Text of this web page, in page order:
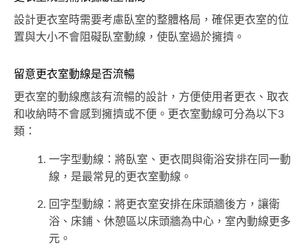
設計更衣室時需要考慮臥室的整體格局，確保更衣室的位
置與大小不會阻礙臥室動線，使臥室過於擁擠。
留意更衣室動線是否流暢
更衣室的動線應該有流暢的設計，方便使用者更衣、取衣
和收納時不會感到擁擠或不便。更衣室動線可分為以下3
類：
一字型動線：將臥室、更衣間與衛浴安排在同一動
線，是最常見的更衣室動線。
回字型動線：將更衣室安排在床頭牆後方，讓衛
浴、床鋪、休憩區以床頭牆為中心，室內動線更多
元。